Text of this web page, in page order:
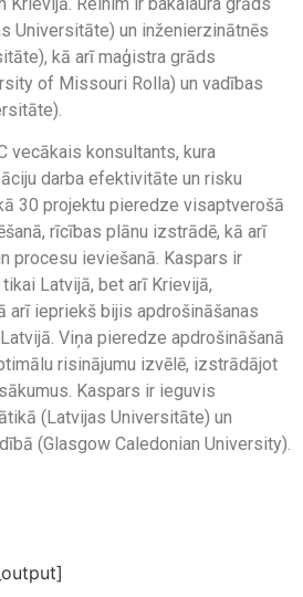
Universitāte) un inženierzinātnēs
kā arī maģistra grāds
of Missouri Rolla) un vadības
vecākais konsultants, kura
darba efektivitāte un risku
30 projektu pieredze visaptverošā
rīcības plānu izstrādē, kā arī
procesu ieviešanā. Kaspars ir
Latvijā, bet arī Krievijā,
arī iepriekš bijis apdrošināšanas
Viņa pieredze apdrošināšanā
risinājumu izvēlē, izstrādājot
Kaspars ir ieguvis
(Latvijas Universitāte) un
(Glasgow Caledonian University).